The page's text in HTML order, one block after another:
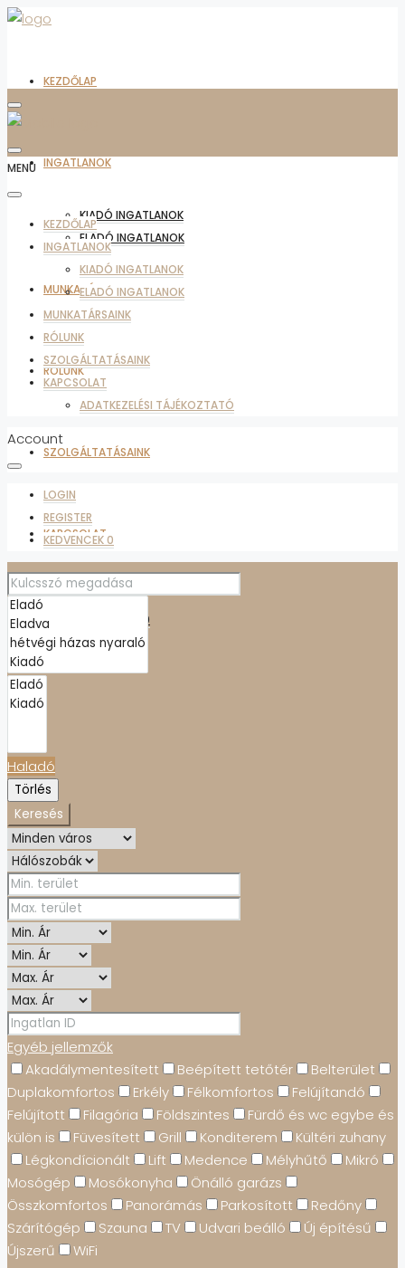
KEZDŐLAP
INGATLANOK
KIADÓ INGATLANOK
ELADÓ INGATLANOK
MUNKATÁRSAINK
RÓLUNK
SZOLGÁLTATÁSAINK
KAPCSOLAT
ADATKEZELÉSI TÁJÉKOZTATÓ
0
MENU
KEZDŐLAP
INGATLANOK
KIADÓ INGATLANOK
ELADÓ INGATLANOK
MUNKATÁRSAINK
RÓLUNK
SZOLGÁLTATÁSAINK
KAPCSOLAT
ADATKEZELÉSI TÁJÉKOZTATÓ
Account
LOGIN
REGISTER
KEDVENCEK0
Haladó
Törlés
Keresés
Egyéb jellemzők
Akadálymentesített
Beépített tetőtér
Belterület
Duplakomfortos
Erkély Félkomfortos
Felújítandó
Felújított
Filagória Földszintes
Fürdő és wc egybe és
külön is
Füvesített Grill Konditerem
Kültéri zuhany
Légkondícionált
Lift Medence Mélyhűtő
Mikró
Mosógép
Mosókonyha
Önálló garázs
Összkomfortos
Panorámás Parkosított
Redőny
Szárítógép
Szauna TV Udvari beálló
Új építésű
Újszerű
WiFi